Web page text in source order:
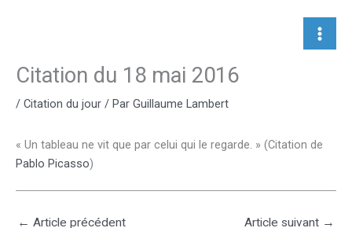
Citation du 18 mai 2016
/ Citation du jour / Par Guillaume Lambert
« Un tableau ne vit que par celui qui le regarde. » (Citation de
Pablo Picasso)
← Article précédent Article suivant →